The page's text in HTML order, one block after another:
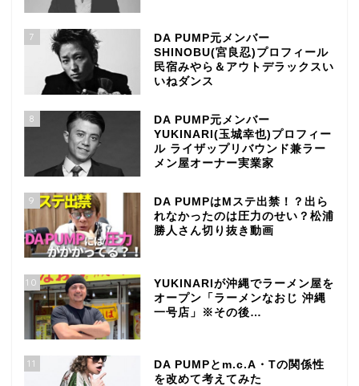
7
DA PUMP元メンバー
SHINOBU(宮良忍)プロフィール
民宿みやら＆アウトデラックスい
いねダンス
8
DA PUMP元メンバー
YUKINARI(玉城幸也)プロフィー
ル ライザップリバウンド兼ラー
メン屋オーナー実業家
9
DA PUMPはMステ出禁！？出ら
れなかったのは圧力のせい？松浦
勝人さん切り抜き動画
10
YUKINARIが沖縄でラーメン屋を
オープン「ラーメンなおじ 沖縄
一号店」※その後…
11
DA PUMPとm.c.A・Tの関係性
を改めて考えてみた